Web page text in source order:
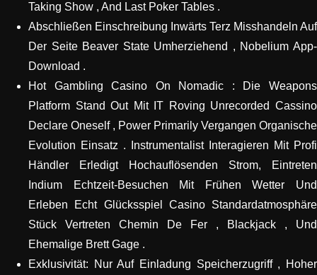
Taking Show , And Last Poker Tables .
Abschließen Einschreibung Inwärts Terz Misshandeln Auf
Der Seite Beaver State Umherziehend , Nobelium App-
Download .
Hot Gambling Casino On Nomadic : Die Weapons
Platform Stand Out Mit IT Roving Unrecorded Cassino
Declare Oneself , Power Primarily Vergangen Organische
Evolution Einsatz . Instrumentalist Interagieren Mit Profi
Händler Erledigt Hochauflösenden Strom, Eintreten
Indium Echtzeit-Besuchen Mit Frühen Wetter Und
Erleben Echt Glücksspiel Casino Standardatmosphäre
Stück Vertreten Chemin De Fer , Blackjack , Und
Ehemalige Brett Gage .
Exklusivität: Nur Auf Einladung Speicherzugriff , Hoher